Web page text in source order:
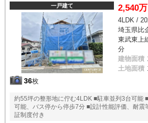
一戸建て
36枚
2,540
4LDK /
埼玉県比
東武東上
分
建物面積
土地面積
約55坪の整形地に佇む4LDK ■駐車並列3台可能
可能、バス停から停歩7分 ■設計性能評価、耐震
証制度付き